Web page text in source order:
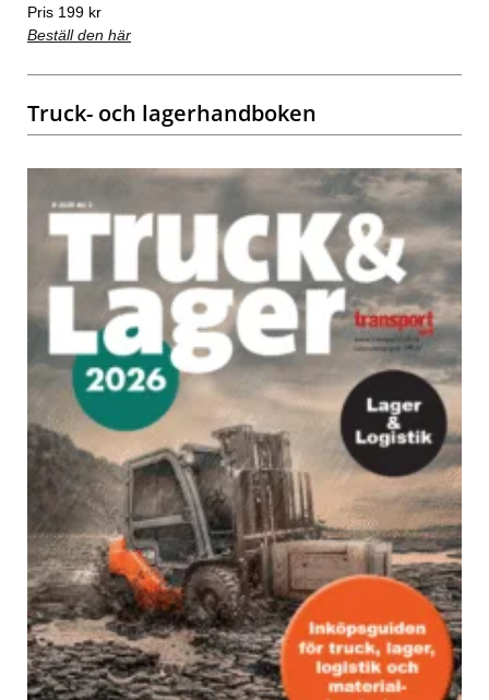
Pris 199 kr
Beställ den här
Truck- och lagerhandboken